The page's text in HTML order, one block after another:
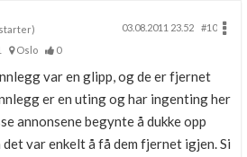
03.08.2011 23.52
#10
Oslo 0
var en glipp, og de er fjernet
er en uting og har ingenting her
annonsene begynte å dukke opp
var enkelt å få dem fjernet igjen. Si